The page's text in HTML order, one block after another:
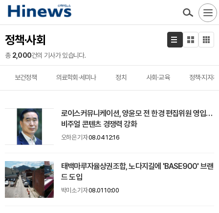
정책·사회
총 2,000건의 기사가 있습니다.
보건정책 의료학회·세미나 정치 사회·교육 정책·지자체
로이스커뮤니케이션, 양윤모 전 한경 편집위원 영입…
비주얼 콘텐츠 경쟁력 강화
오하은 기자08.04 12:16
태백마루자율상권조합, 노다지길에 'BASE900' 브랜
드 도입
박미소 기자08.01 10:00